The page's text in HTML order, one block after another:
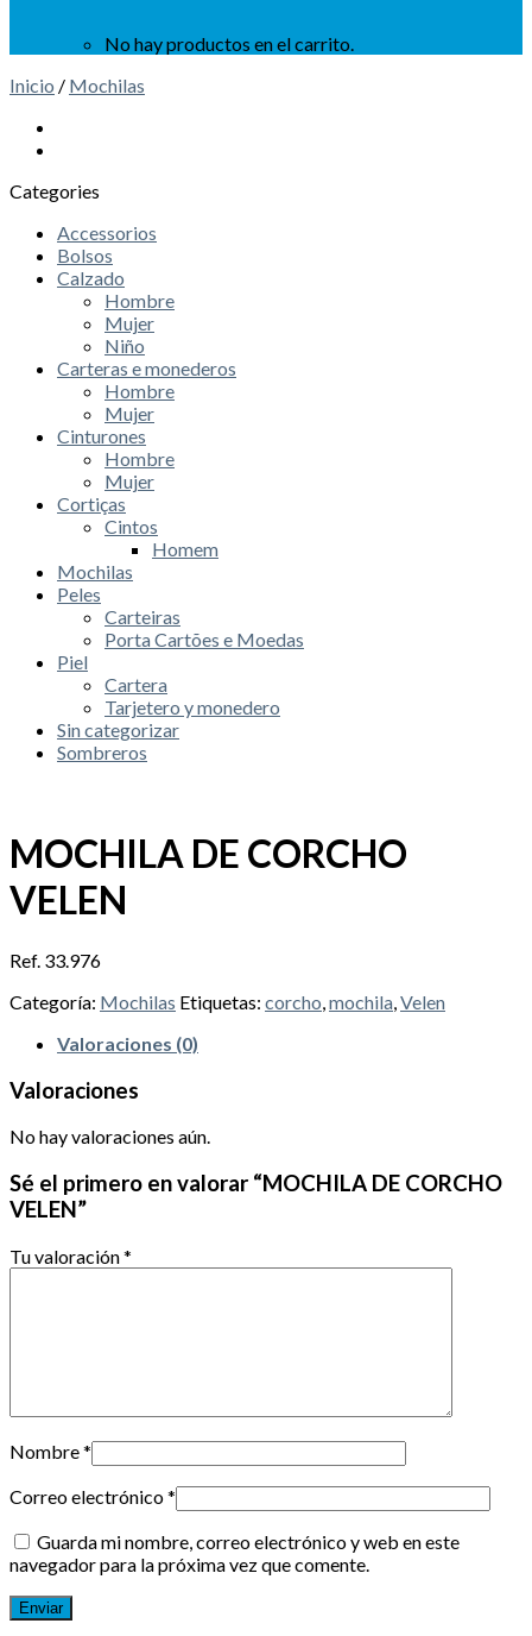
No hay productos en el carrito.
Inicio / Mochilas
Categories
Accessorios
Bolsos
Calzado
Hombre
Mujer
Niño
Carteras e monederos
Hombre
Mujer
Cinturones
Hombre
Mujer
Cortiças
Cintos
Homem
Mochilas
Peles
Carteiras
Porta Cartões e Moedas
Piel
Cartera
Tarjetero y monedero
Sin categorizar
Sombreros
MOCHILA DE CORCHO
VELEN
Ref. 33.976
Categoría: Mochilas Etiquetas: corcho,mochila,Velen
Valoraciones (0)
Valoraciones
No hay valoraciones aún.
Sé el primero en valorar “MOCHILA DE CORCHO
VELEN”
Tu valoración*
Nombre*
Correo electrónico*
Guarda mi nombre, correo electrónico y web en este
navegador para la próxima vez que comente.